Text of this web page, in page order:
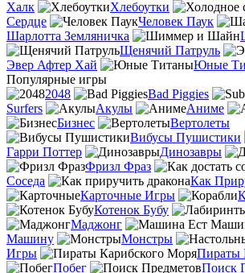
Халк
Хлебоутки
Сердце
Человек Паук
Шарлотта Земляничка
Щенячий Патруль
Эвер Афтер Хай
Юные
Популярные игры
2048
Bad Piggies
Surfers
Акулы Аниме
Бизнес
Вертолеты
Вибусы Пушистики
Гарри Поттер
Динозавры
Фризл Фраз
Соседа
Как
Карточные Игры
Котенок Бубу
Маджонг
Машину
Монстры
Игры
Пираты
Побег
Поиск